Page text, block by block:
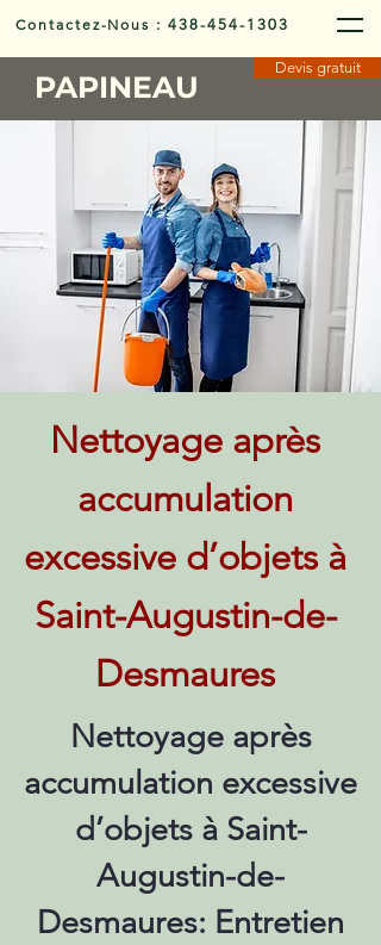
Contactez-Nous :438-454-1303
PAPINEAU
Devis gratuit
Nettoyage après
accumulation
excessive d’objets à
Saint-Augustin-de-
Desmaures
Nettoyage après
accumulation excessive
d’objets à Saint-
Augustin-de-
Desmaures: Entretien